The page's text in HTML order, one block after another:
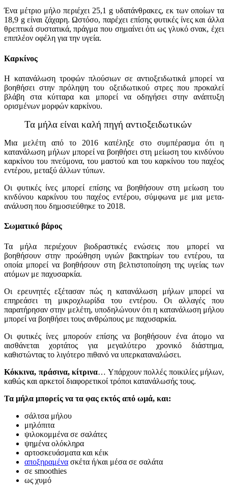
Ένα μέτριο μήλο περιέχει 25,1 g υδατάνθρακες, εκ των οποίων τα
18,9 g είναι ζάχαρη. Ωστόσο, παρέχει επίσης φυτικές ίνες και άλλα
θρεπτικά συστατικά, πράγμα που σημαίνει ότι ως γλυκό σνακ, έχει
επιπλέον οφέλη για την υγεία.
Καρκίνος
Η κατανάλωση τροφών πλούσιων σε αντιοξειδωτικά μπορεί να
βοηθήσει στην πρόληψη του οξειδωτικού στρες που προκαλεί
βλάβη στα κύτταρα και μπορεί να οδηγήσει στην ανάπτυξη
ορισμένων μορφών καρκίνου.
Τα μήλα είναι καλή πηγή αντιοξειδωτικών
Μια μελέτη από το 2016 κατέληξε στο συμπέρασμα ότι η
κατανάλωση μήλων μπορεί να βοηθήσει στη μείωση του κινδύνου
καρκίνου του πνεύμονα, του μαστού και του καρκίνου του παχέος
εντέρου, μεταξύ άλλων τύπων.
Οι φυτικές ίνες μπορεί επίσης να βοηθήσουν στη μείωση του
κινδύνου καρκίνου του παχέος εντέρου, σύμφωνα με μια μετα-
ανάλυση που δημοσιεύθηκε το 2018.
Σωματικό βάρος
Τα μήλα περιέχουν βιοδραστικές ενώσεις που μπορεί να
βοηθήσουν στην προώθηση υγιών βακτηρίων του εντέρου, τα
οποία μπορεί να βοηθήσουν στη βελτιστοποίηση της υγείας των
ατόμων με παχυσαρκία.
Οι ερευνητές εξέτασαν πώς η κατανάλωση μήλων μπορεί να
επηρεάσει τη μικροχλωρίδα του εντέρου. Οι αλλαγές που
παρατήρησαν στην μελέτη, υποδηλώνουν ότι η κατανάλωση μήλου
μπορεί να βοηθήσει τους ανθρώπους με παχυσαρκία.
Οι φυτικές ίνες μπορούν επίσης να βοηθήσουν ένα άτομο να
αισθάνεται χορτάτος για μεγαλύτερο χρονικό διάστημα,
καθιστώντας το λιγότερο πιθανό να υπερκαταναλώσει.
Κόκκινα, πράσινα, κίτρινα… Υπάρχουν πολλές ποικιλίες μήλων,
καθώς και αρκετοί διαφορετικοί τρόποι κατανάλωσής τους.
Τα μήλα μπορείς να τα φας εκτός από ωμά, και:
σάλτσα μήλου
μηλόπιτα
ψιλοκομμένα σε σαλάτες
ψημένα ολόκληρα
αρτοσκευάσματα και κέικ
αποξηραμένα σκέτα ή/και μέσα σε σαλάτα
σε smoothies
ως χυμό